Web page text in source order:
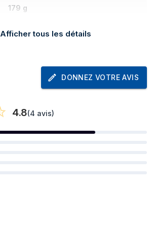
179 g
Afficher tous les détails
DONNEZ VOTRE AVIS
4.8(4 avis)